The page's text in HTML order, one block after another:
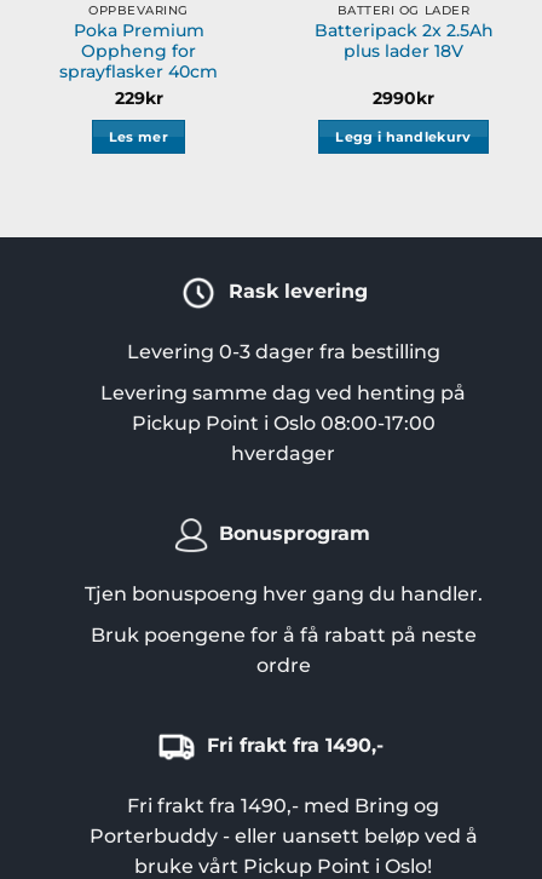
OPPBEVARING
Poka Premium
Oppheng for
sprayflasker 40cm
229kr
Les mer
BATTERI OG LADER
Batteripack 2x 2.5Ah
plus lader 18V
2990kr
Legg i handlekurv
Rask levering
Levering 0-3 dager fra bestilling
Levering samme dag ved henting på
Pickup Point i Oslo 08:00-17:00
hverdager
Bonusprogram
Tjen bonuspoeng hver gang du handler.
Bruk poengene for å få rabatt på neste
ordre
Fri frakt fra 1490,-
Fri frakt fra 1490,- med Bring og
Porterbuddy - eller uansett beløp ved å
bruke vårt Pickup Point i Oslo!